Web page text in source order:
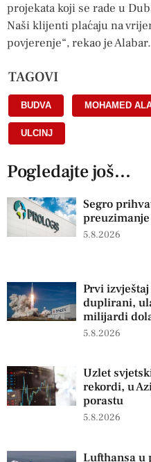
projekata koji se rade u
Naši klijenti plaćaju na
povjerenje“, rekao je Alabar.
TAGOVI
BUDVA MOHAMED
ULCINJ
Pogledajte još...
Segro
5.8.2026
Prvi
duplirani,
milijardi
5.8.2026
Uzlet
rekordi, u
porastu
5.8.2026
Lufthansa u